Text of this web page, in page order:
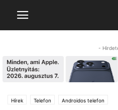
-
Hírek Telefon Androidos telefon